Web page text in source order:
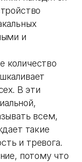
и
количество
В эти
всем,
такие
и тревога.
потому что